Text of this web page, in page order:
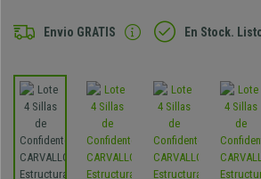
Envio GRATIS En Stock.